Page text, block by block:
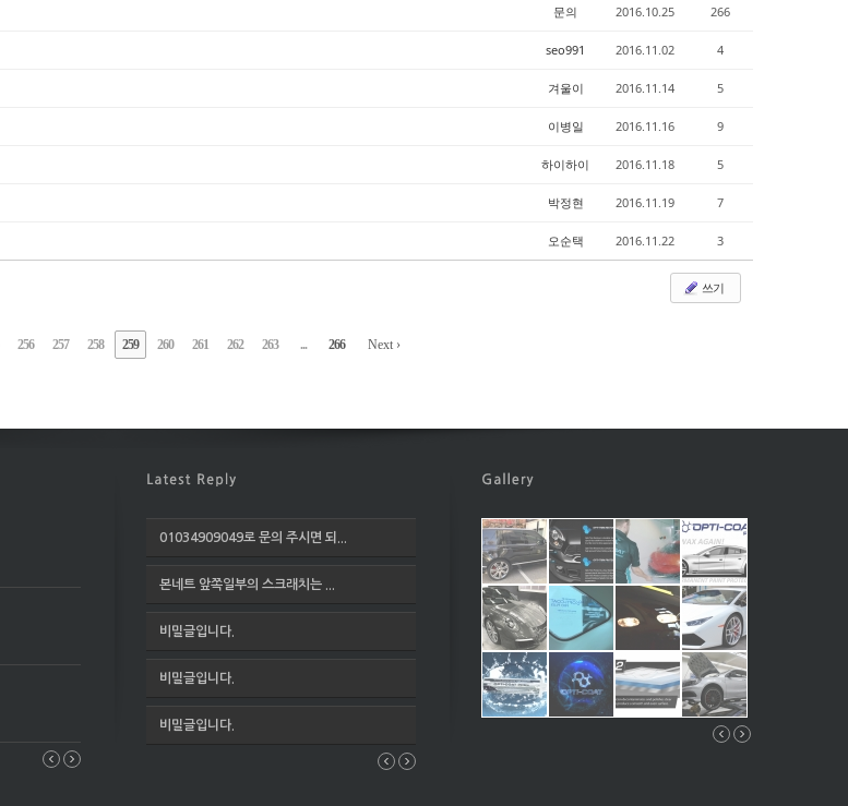
문의 2016.10.25 266
seo991 2016.11.02 4
겨울이 2016.11.14 5
이병일 2016.11.16 9
하이하이 2016.11.18 5
박정현 2016.11.19 7
오순택 2016.11.22 3
쓰기
256 257 258 259 260 261 262 263 ... 266 Next ›
01034909049로 문의 주시면 되...
본네트 앞쪽일부의 스크래치는 ...
비밀글입니다.
비밀글입니다.
비밀글입니다.